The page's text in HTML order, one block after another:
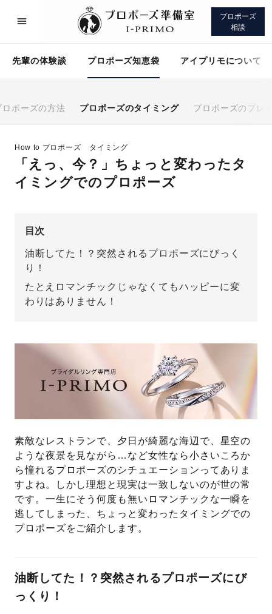
プロポーズ
相談
先輩の体験談 プロポーズ知恵袋 アイプリモについて
ロポーズの方法 プロポーズのタイミング プロポーズのプレ
How to プロポーズ タイミング
「えっ、今？」ちょっと変わったタ
イミングでのプロポーズ
目次
油断してた！？突然されるプロポーズにびっく
り！
たとえロマンチックじゃなくてもハッピーに変
わりはありません！
素敵なレストランで、夕日が綺麗な海辺で、星空の
ような夜景を見ながら…など女性なら小さいころか
ら憧れるプロポーズのシチュエーションってありま
すよね。しかし理想と現実は一致しないのが世の常
です。一生にそう何度も無いロマンチックな一瞬を
逃してしまった、ちょっと変わったタイミングでの
プロポーズをご紹介します。
油断してた！？突然されるプロポーズにび
っくり！
プロポーズサポート 先輩の体験談
プロポーズ知恵袋 アイプリモについて
プロポーズサポート
スペシャルプロポーズイベント
プロポーズアイテム
パーフェクトプロポーズリング®
プロポーズシチュエーション診断
プロポーズプラン検索
先輩の体験談
プロポーズ意識調査結果一覧
ダイヤモンドの品質とは？
プロポーズの方法
場所
アイプリモについて
ニュース
婚約指輪のご購入と
プロポーズのご相談